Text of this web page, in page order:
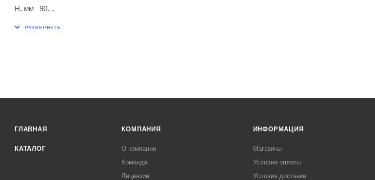
Н, мм 90
ГЛАВНАЯ
КАТАЛОГ
КОМПАНИЯ
О компании
Команда
Лицензии
ИНФОРМАЦИЯ
Магазины
Условия оплаты
Условия доставки